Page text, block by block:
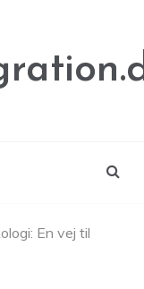
En vej til